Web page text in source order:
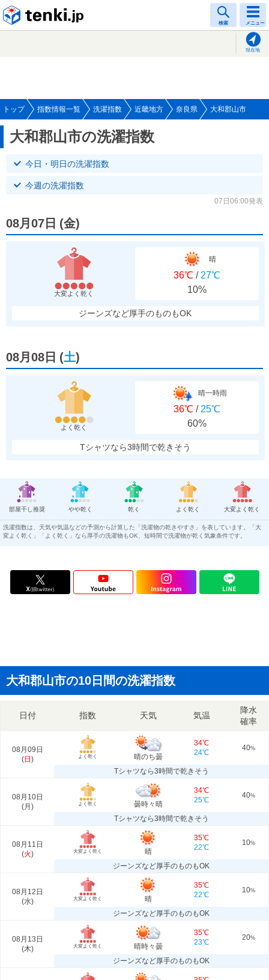
検索 メニュー
現在地
トップ 指数情報一覧 洗濯指数 近畿地方 奈良県 大和郡山市
大和郡山市の洗濯指数
今日・明日の洗濯指数
今週の洗濯指数
07日06:00発表
08月07日 (金)
大変よく乾く
晴
36℃ / 27℃
10%
ジーンズなど厚手のものもOK
08月08日 (土)
よく乾く
晴一時雨
36℃ / 25℃
60%
Tシャツなら3時間で乾きそう
部屋干し推奨 やや乾く 乾く よく乾く 大変よく乾く
洗濯指数は、天気や気温などの予測から計算した「洗濯物の乾きやすさ」を表しています。「大
変よく乾く」「よく乾く」なら厚手の洗濯物もOK、短時間で洗濯物が乾く気象条件です。
大和郡山市の10日間の洗濯指数
日付 指数 天気 気温
降水
確率
08月09日
(日 ) よく乾く 晴のち曇
34℃
24℃
40%
Tシャツなら3時間で乾きそう
08月10日
(月 ) よく乾く 曇時々晴
34℃
25℃
40%
Tシャツなら3時間で乾きそう
08月11日
(火) 大変よく乾く 晴
35℃
22℃
10%
ジーンズなど厚手のものもOK
08月12日
(水) 大変よく乾く 晴
35℃
22℃
10%
ジーンズなど厚手のものもOK
08月13日
(木) 大変よく乾く 晴時々曇
35℃
23℃
20%
ジーンズなど厚手のものもOK